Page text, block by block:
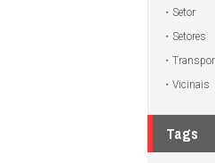
Setor
Setores
Vicinais
Tags